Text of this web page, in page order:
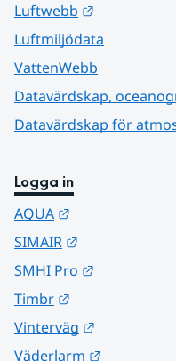
Luftwebb
Luftmiljödata
VattenWebb
Datavärdskap,
Datavärdskap för
Logga in
AQUA
SIMAIR
SMHI Pro
Timbr
Vinterväg
Väderlarm